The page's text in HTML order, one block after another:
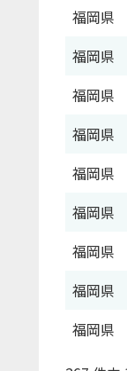
福岡県
福岡県
福岡県
福岡県
福岡県
福岡県
福岡県
福岡県
福岡県